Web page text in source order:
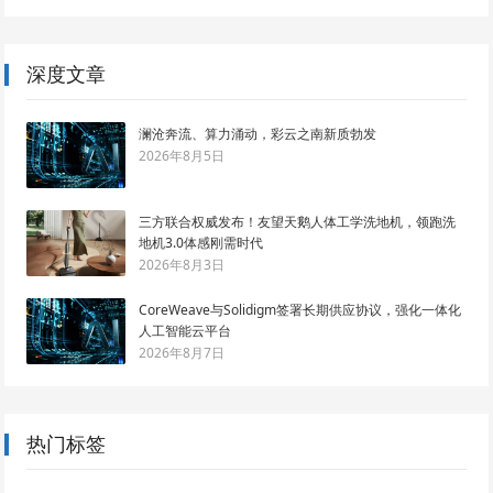
深度文章
澜沧奔流、算力涌动，彩云之南新质勃发
2026年8月5日
三方联合权威发布！友望天鹅人体工学洗地机，领跑洗
地机3.0体感刚需时代
2026年8月3日
CoreWeave与Solidigm签署长期供应协议，强化一体化
人工智能云平台
2026年8月7日
热门标签